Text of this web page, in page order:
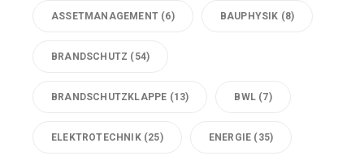
ASSETMANAGEMENT (6) BAUPHYSIK (8)
BRANDSCHUTZ (54)
BRANDSCHUTZKLAPPE (13) BWL (7)
ELEKTROTECHNIK(25) ENERGIE (35)